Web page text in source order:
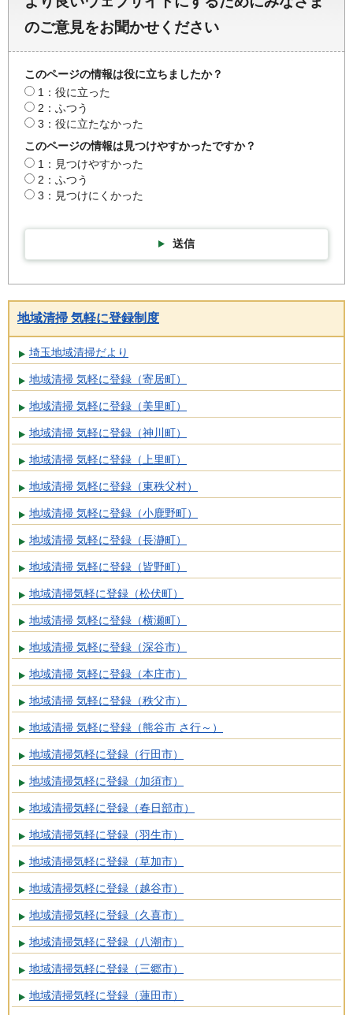
のご意見をお聞かせください
このページの情報は役に立ちましたか？
1：役に立った
2：ふつう
3：役に立たなかった
このページの情報は見つけやすかったですか？
1：見つけやすかった
2：ふつう
3：見つけにくかった
送信
地域清掃 気軽に登録制度
埼玉地域清掃だより
地域清掃 気軽に登録（寄居町）
地域清掃 気軽に登録（美里町）
地域清掃 気軽に登録（神川町）
地域清掃 気軽に登録（上里町）
地域清掃 気軽に登録（東秩父村）
地域清掃 気軽に登録（小鹿野町）
地域清掃 気軽に登録（長瀞町）
地域清掃 気軽に登録（皆野町）
地域清掃気軽に登録（松伏町）
地域清掃 気軽に登録（横瀬町）
地域清掃 気軽に登録（深谷市）
地域清掃 気軽に登録（本庄市）
地域清掃 気軽に登録（秩父市）
地域清掃 気軽に登録（熊谷市 さ行～）
地域清掃気軽に登録（行田市）
地域清掃気軽に登録（加須市）
地域清掃気軽に登録（春日部市）
地域清掃気軽に登録（羽生市）
地域清掃気軽に登録（草加市）
地域清掃気軽に登録（越谷市）
地域清掃気軽に登録（久喜市）
地域清掃気軽に登録（八潮市）
地域清掃気軽に登録（三郷市）
地域清掃気軽に登録（蓮田市）